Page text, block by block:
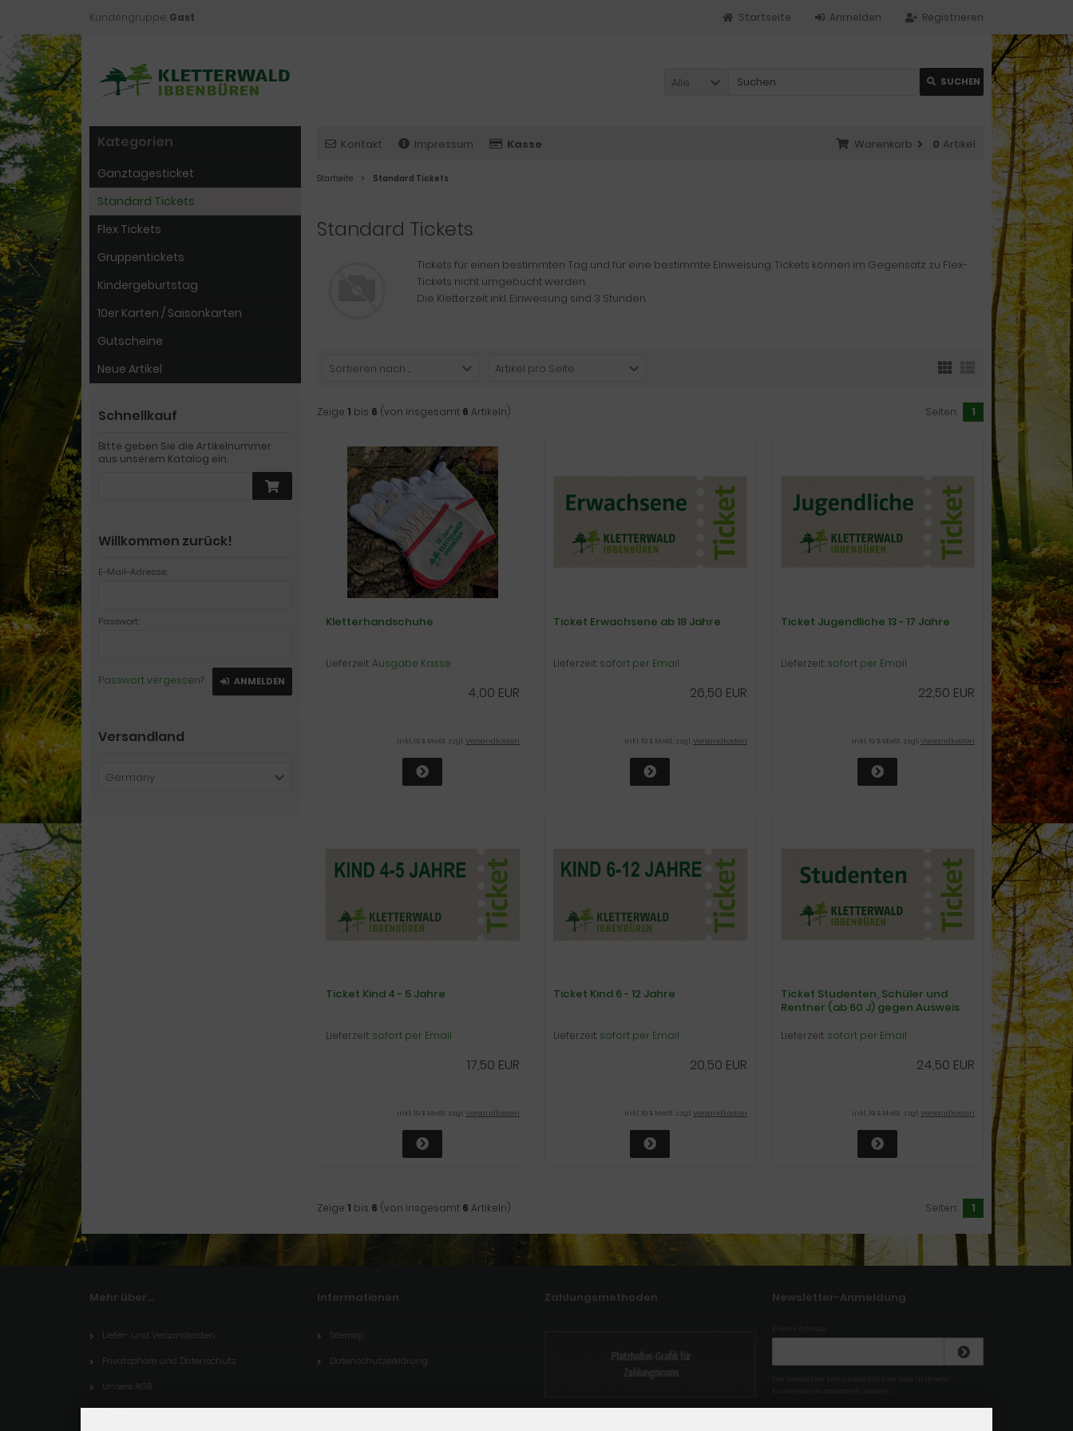
Kundengruppe: Gast Registrieren
Anmelden
Startseite
Alle SUCHEN
Kontakt Impressum Kasse Warenkorb 0 Artikel
Startseite Standard Tickets
Standard Tickets
Tickets für einen bestimmten Tag und für eine bestimmte Einweisung. Tickets können im Gegensatz zu Flex-
Tickets nicht umgebucht werden.
Die Kletterzeit inkl. Einweisung sind 3 Stunden.
Sortieren nach ... Artikel pro Seite
Zeige 1 bis 6 (von insgesamt 6 Artikeln) Seiten: 1
Kletterhandschuhe
Lieferzeit:Ausgabe Kasse
4,00 EUR
inkl. 19 % MwSt. zzgl.Versandkosten
Ticket Erwachsene ab 18 Jahre
Lieferzeit: sofort per Email
26,50 EUR
inkl. 19 % MwSt. zzgl.Versandkosten
Ticket Jugendliche 13 - 17 Jahre
Lieferzeit: sofort per Email
22,50 EUR
inkl. 19 % MwSt. zzgl.Versandkosten
Ticket Kind 4 - 5 Jahre
Lieferzeit: sofort per Email
17,50 EUR
inkl. 19 % MwSt. zzgl.Versandkosten
Ticket Kind 6 - 12 Jahre
Lieferzeit: sofort per Email
20,50 EUR
inkl. 19 % MwSt. zzgl.Versandkosten
Ticket Studenten, Schüler und
Rentner (ab 60 J) gegen Ausweis
Lieferzeit: sofort per Email
24,50 EUR
inkl. 19 % MwSt. zzgl.Versandkosten
Zeige 1 bis 6 (von insgesamt 6 Artikeln) Seiten: 1
Kategorien
Ganztagesticket
Standard Tickets
Flex Tickets
Gruppentickets
Kindergeburtstag
10er Karten / Saisonkarten
Gutscheine
Neue Artikel
Schnellkauf
Bitte geben Sie die Artikelnummer
aus unserem Katalog ein.
Willkommen zurück!
E-Mail-Adresse:
Passwort:
Passwort vergessen? ANMELDEN
Versandland
Germany
Mehr über...
Liefer- und Versandkosten
Privatsphäre und Datenschutz
Unsere AGB
Impressum
Informationen
Sitemap
Datenschutzerklärung
Zahlungsmethoden Newsletter-Anmeldung